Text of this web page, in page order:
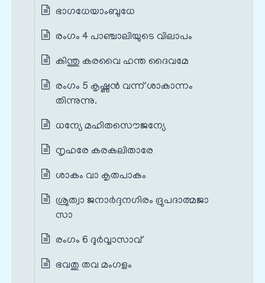
ഭാഗധേയാംബുധേ
രംഗം 4 പാഞ്ചാലിയുടെ വിലാപം
കിന്തു കരവൈ ഹന്ത ദൈവമേ
രംഗം 5 കൃഷ്ണൻ വന്ന് ശാകാന്നം
തിന്നുന്നു.
ധന്യേ മഹിതസൌജന്യേ
നൃഹരേ കരകലിതാരേ
ശാകം വാ കൃതപാകം
ശ്രുത്വാ ജനാര്‍ദ്ദനഗിരം ദ്രുപദാത്മജാ
സാ
രംഗം 6 ദുർവ്വാസാവ്
ഭവതു തവ മംഗളം